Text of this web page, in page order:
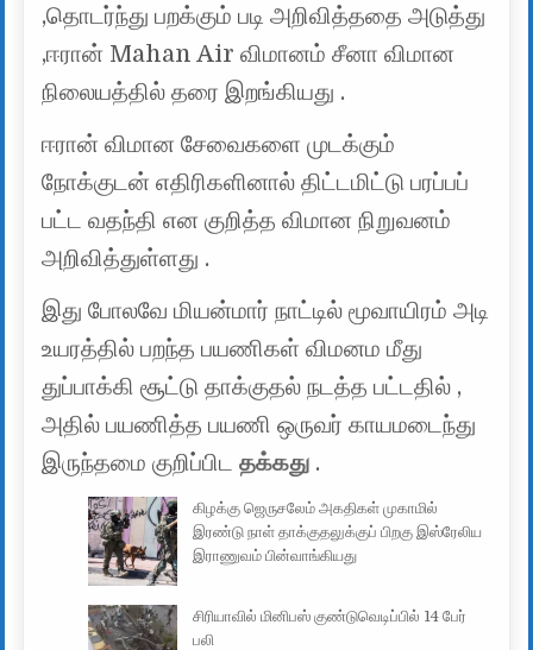
,தொடர்ந்து பறக்கும் படி அறிவித்ததை அடுத்து
,ஈரான் Mahan Air விமானம் சீனா விமான
நிலையத்தில் தரை இறங்கியது .
ஈரான் விமான சேவைகளை முடக்கும்
நோக்குடன் எதிரிகளினால் திட்டமிட்டு பரப்பப்
பட்ட வதந்தி என குறித்த விமான நிறுவனம்
அறிவித்துள்ளது .
இது போலவே மியன்மார் நாட்டில் மூவாயிரம் அடி
உயரத்தில் பறந்த பயணிகள் விமனம மீது
துப்பாக்கி சூட்டு தாக்குதல் நடத்த பட்டதில் ,
அதில் பயணித்த பயணி ஒருவர் காயமடைந்து
இருந்தமை குறிப்பிடதக்கது .
கிழக்கு ஜெருசலேம் அகதிகள் முகாமில்
இரண்டு நாள் தாக்குதலுக்குப் பிறகு இஸ்ரேலிய
இராணுவம் பின்வாங்கியது
சிரியாவில் மினிபஸ் குண்டுவெடிப்பில் 14 பேர்
பலி